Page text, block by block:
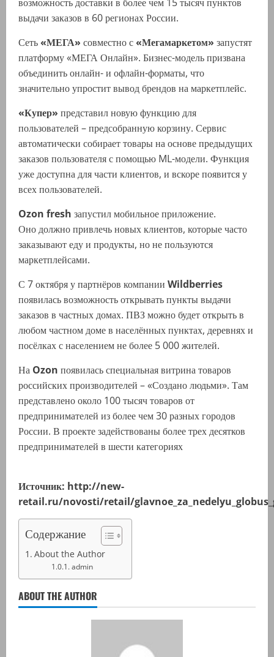
выдачи заказов в 60 регионах России.
Сеть«МЕГА» совместно с«Мегамаркетом» запустят
платформу «МЕГА Онлайн». Бизнес-модель призвана
объединить онлайн- и офлайн-форматы, что
значительно упростит вывод брендов на маркетплейс.
«Купер» представил новую функцию для
пользователей – предсобранную корзину. Сервис
автоматически собирает товары на основе предыдущих
заказов пользователя с помощью ML-модели. Функция
уже доступна для части клиентов, и вскоре появится у
всех пользователей.
Ozon fresh запустил мобильное приложение.
Оно должно привлечь новых клиентов, которые часто
заказывают еду и продукты, но не пользуются
маркетплейсами.
С 7 октября у партнёров компании Wildberries
появилась возможность открывать пункты выдачи
заказов в частных домах. ПВЗ можно будет открыть в
любом частном доме в населённых пунктах, деревнях и
посёлках с населением не более 5 000 жителей.
На Ozon появилась специальная витрина товаров
российских производителей – «Создано людьми». Там
представлено около 100 тысяч товаров от
предпринимателей из более чем 30 разных городов
России. В проекте задействованы более трех десятков
предпринимателей в шести категориях
Источник: http://new-
retail.ru/novosti/retail/
Содержание
About the Author
admin
ABOUT THE AUTHOR